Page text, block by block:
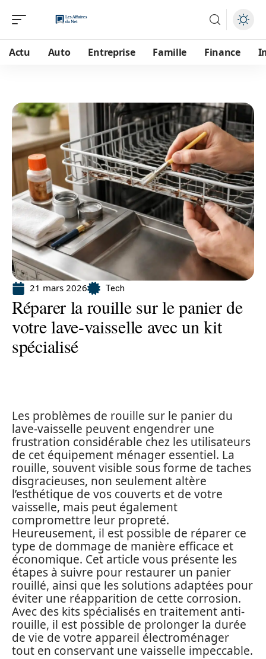
Actu Auto Entreprise Famille Finance
21 mars 2026 Tech
Réparer la rouille sur le panier de
votre lave-vaisselle avec un kit
spécialisé
Les problèmes de rouille sur le panier du
lave-vaisselle peuvent engendrer une
frustration considérable chez les utilisateurs
de cet équipement ménager essentiel. La
rouille, souvent visible sous forme de taches
disgracieuses, non seulement altère
l’esthétique de vos couverts et de votre
vaisselle, mais peut également
compromettre leur propreté.
Heureusement, il est possible de réparer ce
type de dommage de manière efficace et
économique. Cet article vous présente les
étapes à suivre pour restaurer un panier
rouillé, ainsi que les solutions adaptées pour
éviter une réapparition de cette corrosion.
Avec des kits spécialisés en traitement anti-
rouille, il est possible de prolonger la durée
de vie de votre appareil électroménager
tout en conservant une vaisselle impeccable.